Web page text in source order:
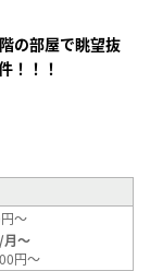
の部屋で眺望抜
！！！
～
月～
円～